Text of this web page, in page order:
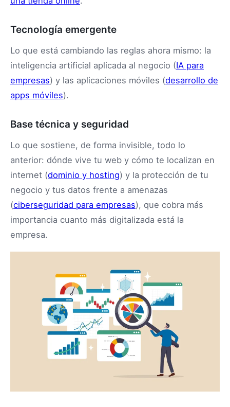
Tecnología emergente
Lo que está cambiando las reglas ahora mismo: la
inteligencia artificial aplicada al negocio (IA para
empresas) y las aplicaciones móviles (desarrollo de
apps móviles).
Base técnica y seguridad
Lo que sostiene, de forma invisible, todo lo
anterior: dónde vive tu web y cómo te localizan en
internet (dominio y hosting) y la protección de tu
negocio y tus datos frente a amenazas
(ciberseguridad para empresas), que cobra más
importancia cuanto más digitalizada está la
empresa.